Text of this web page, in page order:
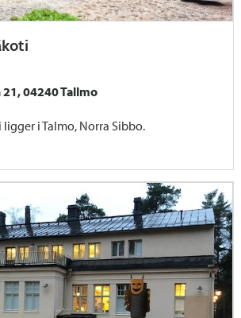
04240 Tallmo
i Talmo, Norra Sibbo.